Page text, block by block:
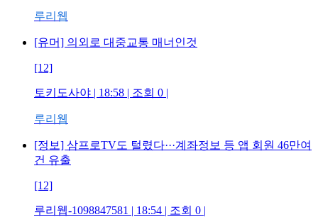
루리웹
[유머] 의외로 대중교통 매너인것
[12]
토키도사야 | 18:58 | 조회 0 |
루리웹
[정보] 삼프로TV도 털렸다···계좌정보 등 앱 회원 46만여
건 유출
[12]
루리웹-1098847581 | 18:54 | 조회 0 |